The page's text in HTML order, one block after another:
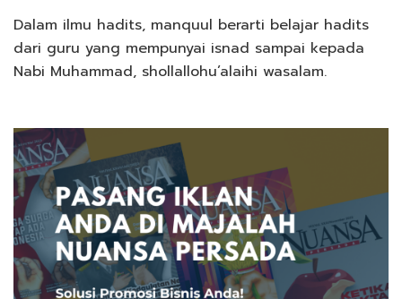
Dalam ilmu hadits, manquul berarti belajar hadits
dari guru yang mempunyai isnad sampai kepada
Nabi Muhammad, shollallohu’alaihi wasalam.